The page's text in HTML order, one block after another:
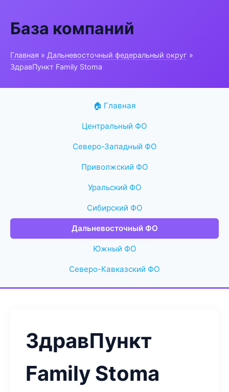
База компаний
Главная » Дальневосточный федеральный округ »
ЗдравПункт Family Stoma
🏠 Главная
Центральный ФО
Северо-Западный ФО
Приволжский ФО
Уральский ФО
Сибирский ФО
Дальневосточный ФО
Южный ФО
Северо-Кавказский ФО
ЗдравПункт
Family Stoma